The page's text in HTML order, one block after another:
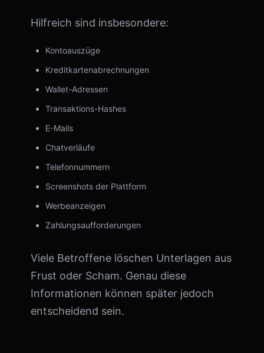
Hilfreich sind insbesondere:
Kontoauszüge
Kreditkartenabrechnungen
Wallet-Adressen
Transaktions-Hashes
E-Mails
Chatverläufe
Telefonnummern
Screenshots der Plattform
Werbeanzeigen
Zahlungsaufforderungen
Viele Betroffene löschen Unterlagen aus
Frust oder Scham. Genau diese
Informationen können später jedoch
entscheidend sein.